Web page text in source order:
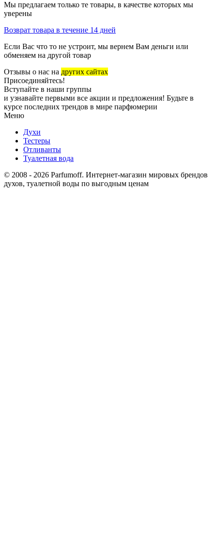
Мы предлагаем только те товары, в качестве которых мы
уверены
Возврат товара в течение 14 дней
Если Вас что то не устроит, мы вернем Вам деньги или
обменяем на другой товар
Отзывы о нас на других сайтах
Присоединяйтесь!
Вступайте в наши группы
и узнавайте первыми все акции и предложения! Будьте в
курсе последних трендов в мире парфюмерии
Меню
Духи
Тестеры
Отливанты
Туалетная вода
© 2008 - 2026 Parfumoff. Интернет-магазин мировых брендов
духов, туалетной воды по выгодным ценам